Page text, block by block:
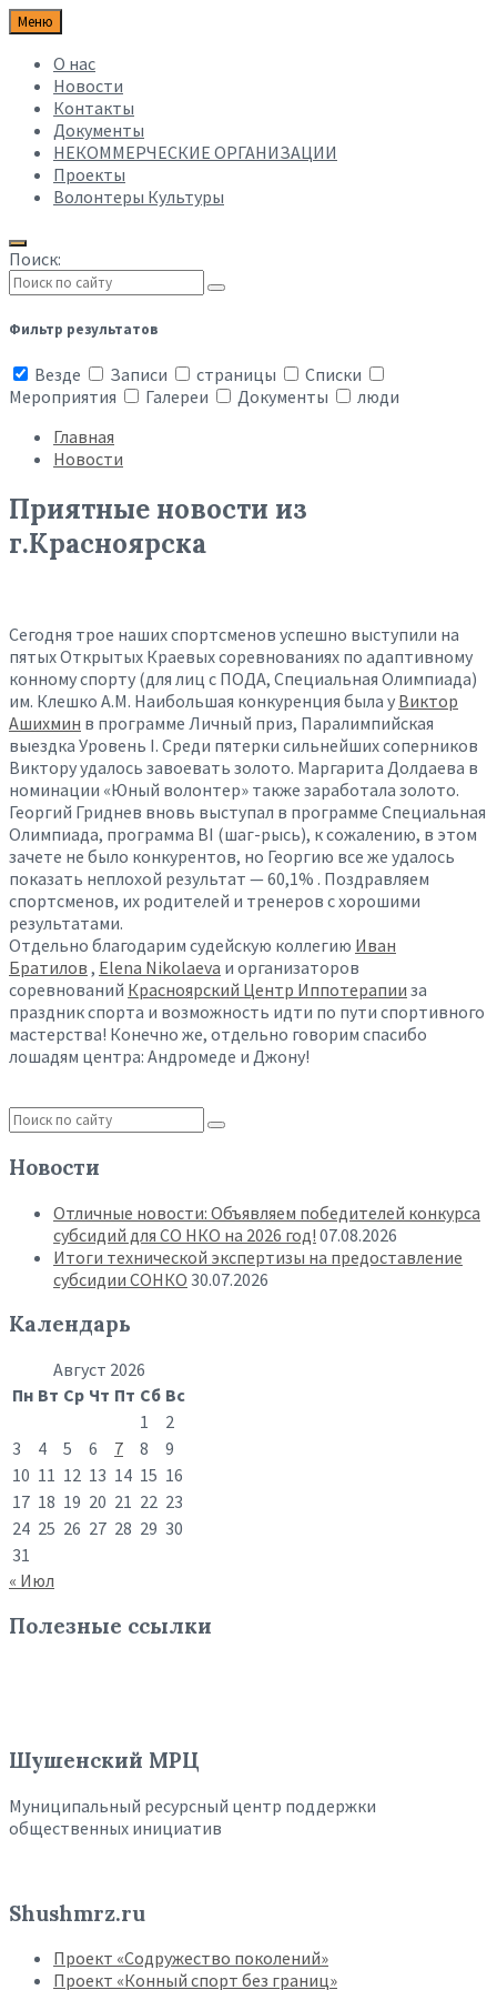
Меню
О нас
Новости
Контакты
Документы
НЕКОММЕРЧЕСКИЕ ОРГАНИЗАЦИИ
Проекты
Волонтеры Культуры
Поиск:
Фильтр результатов
Везде Записи страницы
Списки
Мероприятия
Галереи Документы
люди
Главная
Новости
Приятные новости из
г.Красноярска
Сегодня трое наших спортсменов успешно выступили на
пятых Открытых Краевых соревнованиях по адаптивному
конному спорту (для лиц с ПОДА, Специальная Олимпиада)
им. Клешко А.М. Наибольшая конкуренция была у Виктор
Ашихмин в программе Личный приз, Паралимпийская
выездка Уровень I. Среди пятерки сильнейших соперников
Виктору удалось завоевать золото. Маргарита Долдаева в
номинации «Юный волонтер» также заработала золото.
Георгий Гриднев вновь выступал в программе Специальная
Олимпиада, программа BI (шаг-рысь), к сожалению, в этом
зачете не было конкурентов, но Георгию все же удалось
показать неплохой результат — 60,1% . Поздравляем
спортсменов, их родителей и тренеров с хорошими
результатами.
Отдельно благодарим судейскую коллегию Иван
Братилов , Elena Nikolaeva и организаторов
соревнований Красноярский Центр Иппотерапии за
праздник спорта и возможность идти по пути спортивного
мастерства! Конечно же, отдельно говорим спасибо
лошадям центра: Андромеде и Джону!
Новости
Отличные новости: Объявляем победителей конкурса
субсидий для СО НКО на 2026 год! 07.08.2026
Итоги технической экспертизы на предоставление
субсидии СОНКО 30.07.2026
Календарь
Август 2026
Пн Вт Ср Чт Пт Сб Вс
1
2
3
4 5 6 7 8
9
10 11 12 13 14 15 16
17 18 19 20 21 22 23
24 25 26 27 28 29 30
31
« Июл
Полезные ссылки
Шушенский МРЦ
Муниципальный ресурсный центр поддержки
общественных инициатив
Shushmrz.ru
Проект «Содружество поколений»
Проект «Конный спорт без границ»